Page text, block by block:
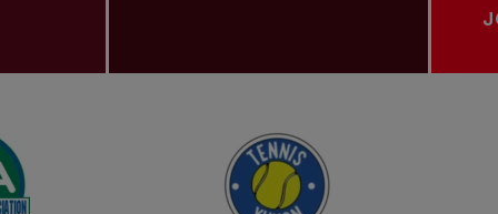
ASSOCIATIONS PROVINCIALES DE TENNIS